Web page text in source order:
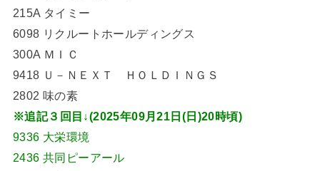
215A タイミー
6098 リクルートホールディングス
300A ＭＩＣ
9418 Ｕ－ＮＥＸＴ ＨＯＬＤＩＮＧＳ
2802 味の素
※追記３回目↓(2025年09月21日(日)20時頃)
9336 大栄環境
2436 共同ピーアール